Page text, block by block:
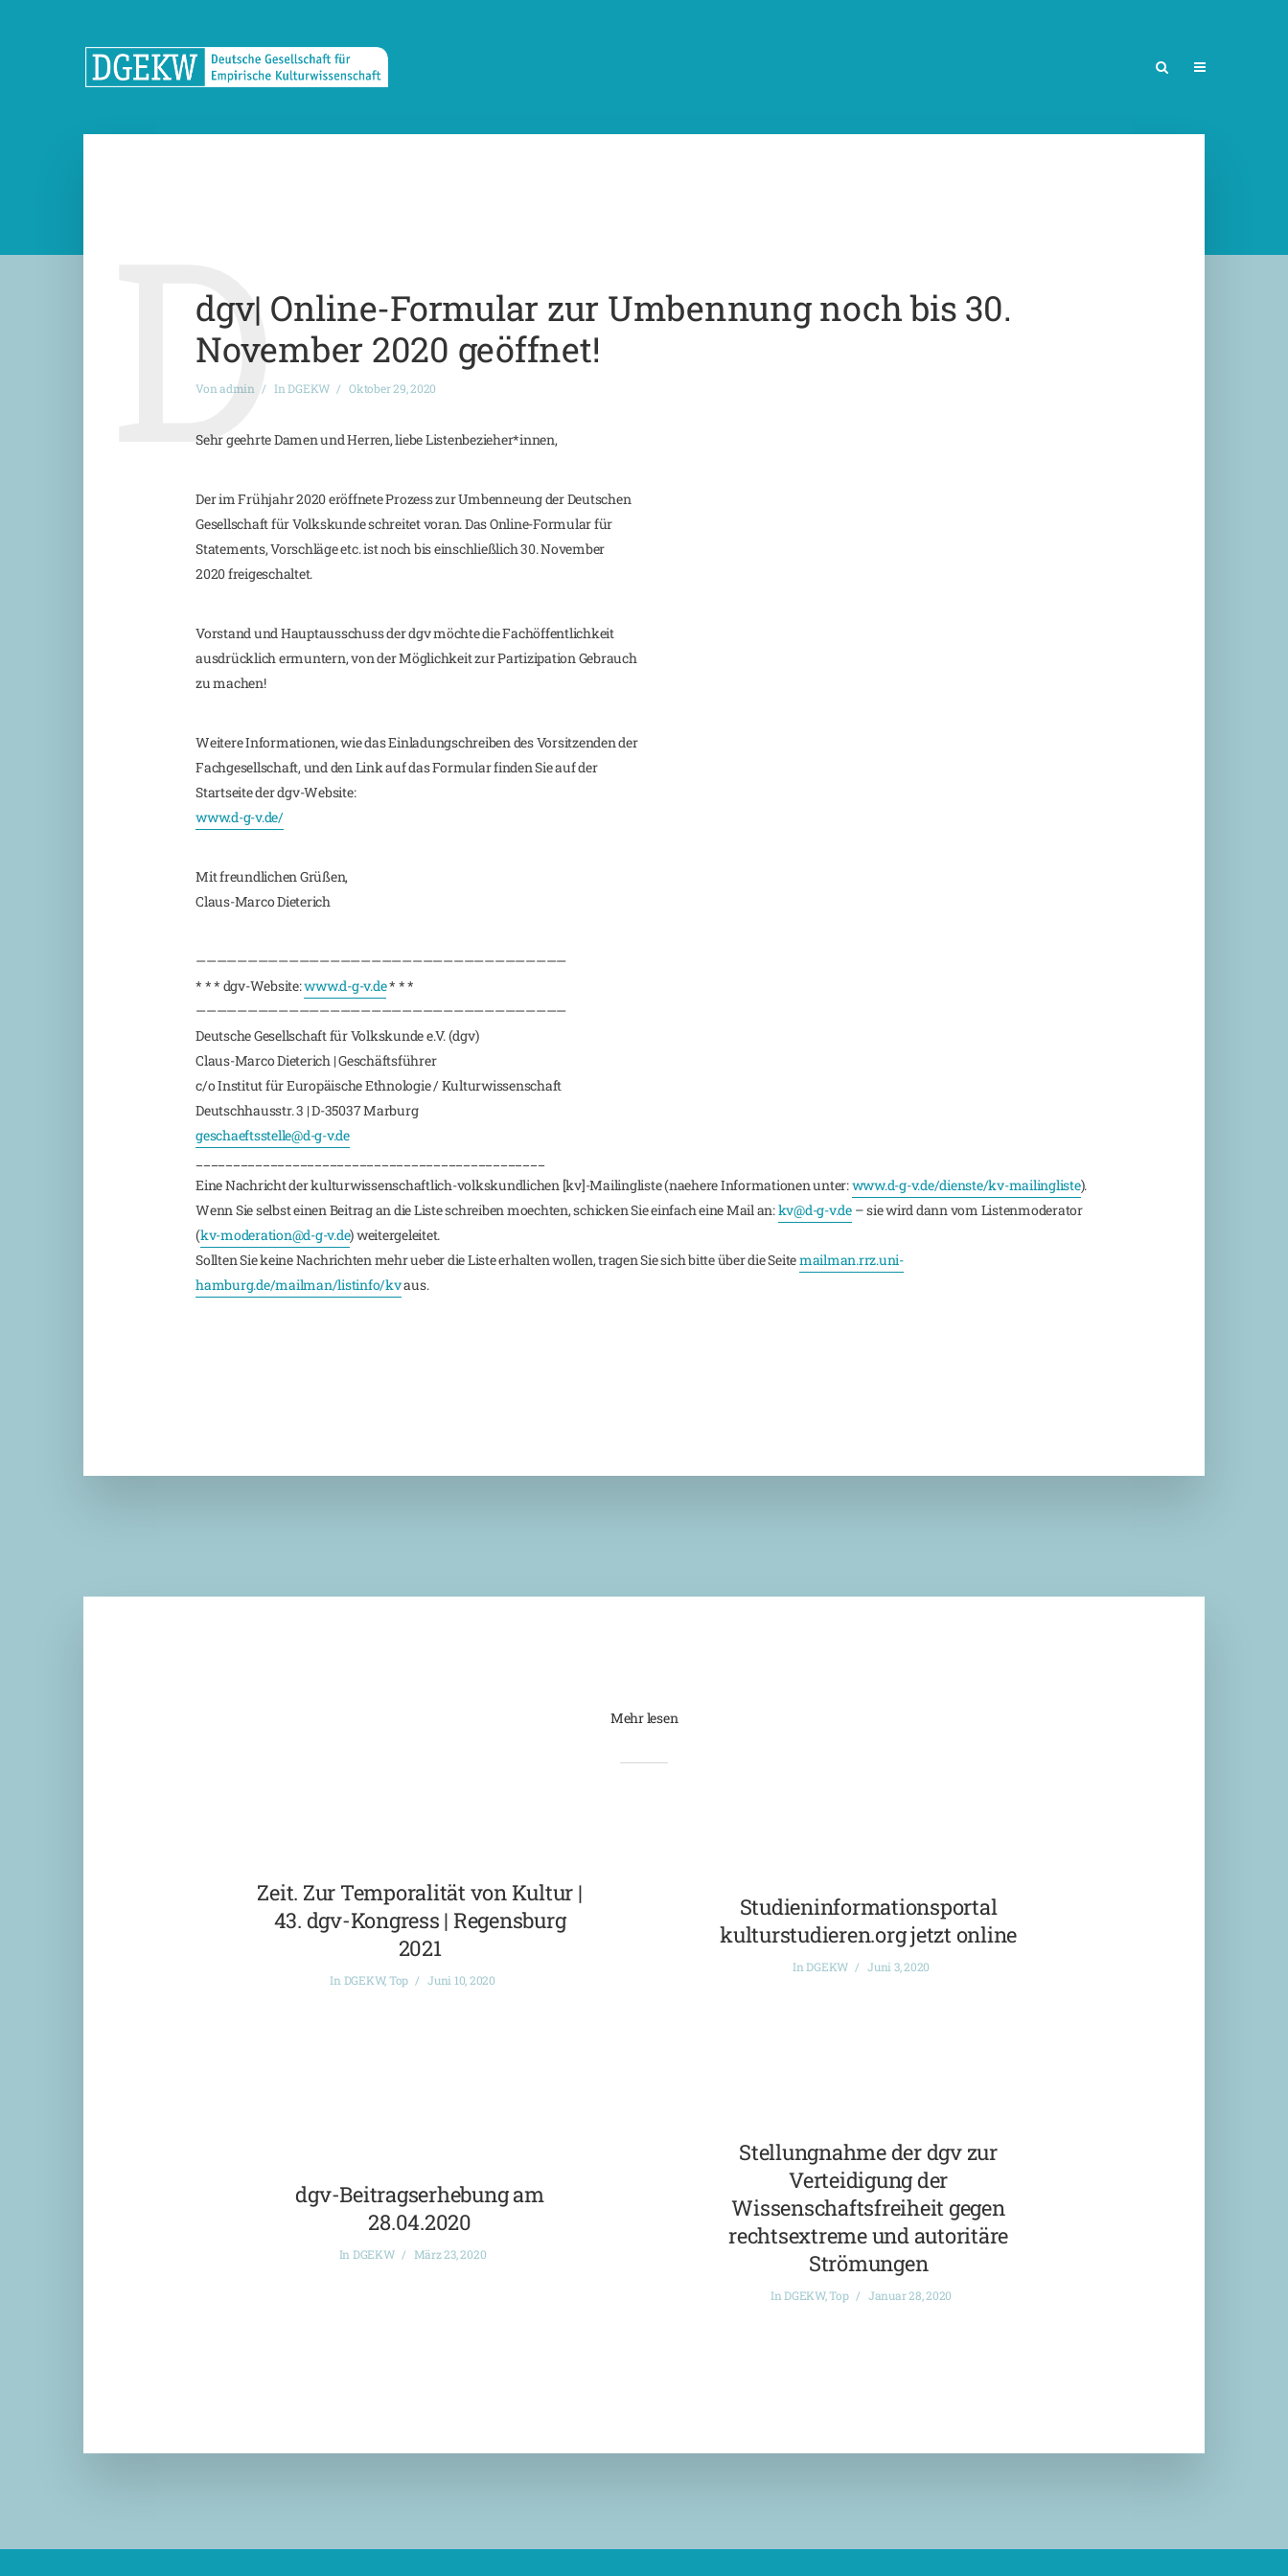
dgv| Online-Formular zur Umbennung noch bis 30.
November 2020 geöffnet!
Vonadmin InDGEKW Oktober 29, 2020
D
Sehr geehrte Damen und Herren, liebe Listenbezieher*innen,
Der im Frühjahr 2020 eröffnete Prozess zur Umbenneung der Deutschen
Gesellschaft für Volkskunde schreitet voran. Das Online-Formular für
Statements, Vorschläge etc. ist noch bis einschließlich 30. November
2020 freigeschaltet.
Vorstand und Hauptausschuss der dgv möchte die Fachöffentlichkeit
ausdrücklich ermuntern, von der Möglichkeit zur Partizipation Gebrauch
zu machen!
Weitere Informationen, wie das Einladungschreiben des Vorsitzenden der
Fachgesellschaft, und den Link auf das Formular finden Sie auf der
Startseite der dgv-Website:
www.d-g-v.de/
Mit freundlichen Grüßen,
Claus-Marco Dieterich
————————————————————————————————————
* * * dgv-Website:www.d-g-v.de* * *
————————————————————————————————————
Deutsche Gesellschaft für Volkskunde e.V. (dgv)
Claus-Marco Dieterich | Geschäftsführer
c/o Institut für Europäische Ethnologie / Kulturwissenschaft
Deutschhausstr. 3 | D-35037 Marburg
geschaeftsstelle@d-g-v.de
Eine Nachricht der kulturwissenschaftlich-volkskundlichen [kv]-Mailingliste (naehere Informationen unter:www.d-g-v.de/dienste/kv-mailingliste).
Wenn Sie selbst einen Beitrag an die Liste schreiben moechten, schicken Sie einfach eine Mail an:kv@d-g-v.de– sie wird dann vom Listenmoderator
(kv-moderation@d-g-v.de) weitergeleitet.
Sollten Sie keine Nachrichten mehr ueber die Liste erhalten wollen, tragen Sie sich bitte über die Seitemailman.rrz.uni-
hamburg.de/mailman/listinfo/kvaus.
Mehr lesen
Zeit. Zur Temporalität von Kultur |
43. dgv-Kongress | Regensburg
2021
In DGEKW,Top Juni 10, 2020
Studieninformationsportal
kulturstudieren.org jetzt online
InDGEKW Juni 3, 2020
dgv-Beitragserhebung am
28.04.2020
In DGEKW März 23, 2020
Stellungnahme der dgv zur
Verteidigung der
Wissenschaftsfreiheit gegen
rechtsextreme und autoritäre
Strömungen
InDGEKW,Top Januar 28, 2020